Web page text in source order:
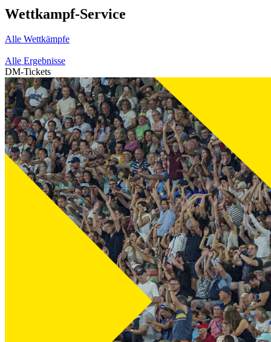
Wettkampf-Service
Alle Wettkämpfe
Alle Ergebnisse
DM-Tickets